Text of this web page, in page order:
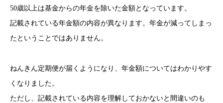
50歳以上は基金からの年金を除いた金額となっています。
記載されている年金額の内容が異なります。年金が減ってしまっ
たということではありません。
ねんきん定期便が届くようになり、年金額についてはわかりやす
くなりました。
ただし、記載されている内容を理解しておかないと間違いのも